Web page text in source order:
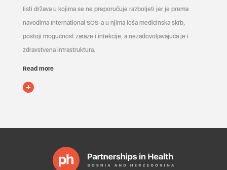
listi država u kojima se ne preporučuje razboljeti jer je prema
navodima International SOS-a u njima loša medicinska skrb,
postoji mogućnost zaraze i infekcije, a nezadovoljavajuća je i
zdravstvena infrastruktura.
Read more